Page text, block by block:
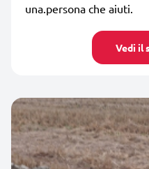
una.persona che aiuti.
Vedi il